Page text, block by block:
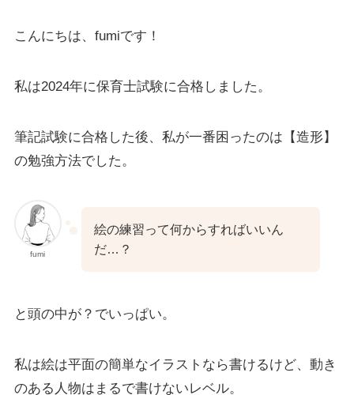
こんにちは、fumiです！
私は2024年に保育士試験に合格しました。
筆記試験に合格した後、私が一番困ったのは【造形】
の勉強方法でした。
fumi
絵の練習って何からすればいいん
だ…？
と頭の中が？でいっぱい。
私は絵は平面の簡単なイラストなら書けるけど、動き
のある人物はまるで書けないレベル。